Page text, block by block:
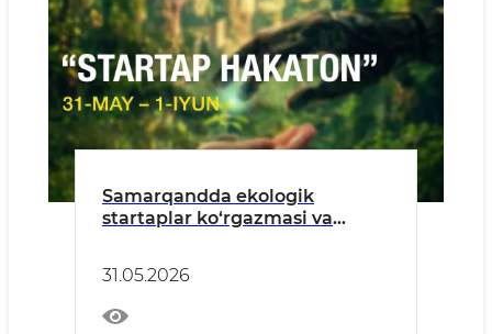
Samarqandda ekologik
startaplar ko‘rgazmasi va
31.05.2026